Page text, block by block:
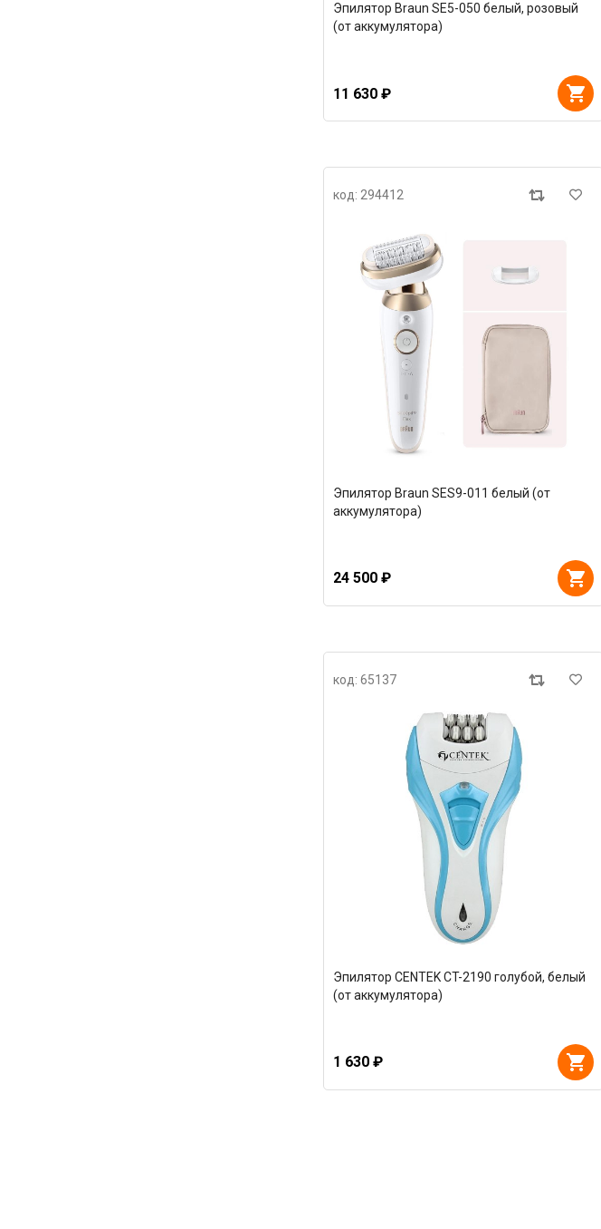
Эпилятор Braun SE5-050 белый, розовый
(от аккумулятора)
11 630 ₽
код: 294412
Эпилятор Braun SES9-011 белый (от
аккумулятора)
24 500 ₽
код: 65137
Эпилятор CENTEK CT-2190 голубой, белый
(от аккумулятора)
1 630 ₽